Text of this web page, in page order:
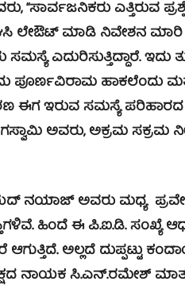
“ಸಾರ್ವಜನಿಕರು ಎತ್ತಿರುವ
ಮಾಡಿ ನಿವೇಶನ ಮಾರಿ
ಎದುರಿಸುತ್ತಿದ್ದಾರೆ. ಇದು
ಪೂರ್ಣವಿರಾಮ ಹಾಕಲೆಂದು
ಈಗ ಇರುವ ಸಮಸ್ಯೆ ಪರಿಹಾರದ
ಅವರು, ಅಕ್ರಮ
ನಯಾಜ್ ಅವರು ಮಧ್ಯ
ಹಿಂದೆ ಈ ಪಿ.ಐ.ಡಿ. ಸಂಖ್ಯೆ
ಅಲ್ಲದೆ ದುಪ್ಪಟ್ಟು
ನಾಯಕ ಸಿ.ಎನ್.ರಮೇಶ್